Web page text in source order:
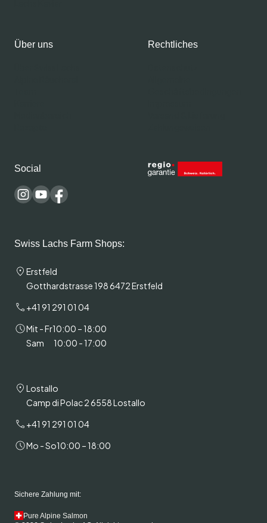
Über uns Rechtliches
Social
Swiss Lachs Farm Shops:
Erstfeld
Gotthardstrasse 198 6472 Erstfeld
+41 91 291 01 04
Mit - Fr10:00 – 18:00
Sam
10:00 - 17:00
Lostallo
Camp di Polac 2 6558 Lostallo
+41 91 291 01 04
Mo - So10:00 – 18:00
Sichere Zahlung mit:
Pure Alpine Salmon